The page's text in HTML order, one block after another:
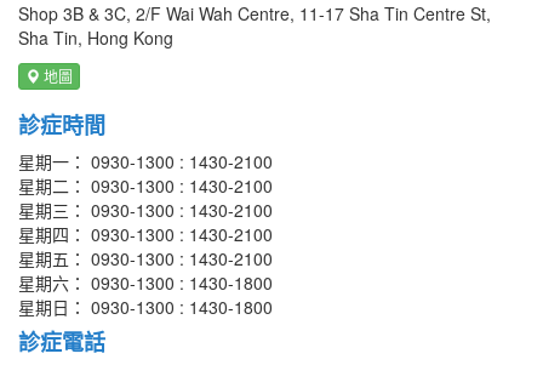
Shop 3B & 3C, 2/F Wai Wah Centre, 11-17 Sha Tin Centre St,
Sha Tin, Hong Kong
地圖
診症時間
星期一： 0930-1300 : 1430-2100
星期二： 0930-1300 : 1430-2100
星期三： 0930-1300 : 1430-2100
星期四： 0930-1300 : 1430-2100
星期五： 0930-1300 : 1430-2100
星期六： 0930-1300 : 1430-1800
星期日： 0930-1300 : 1430-1800
診症電話